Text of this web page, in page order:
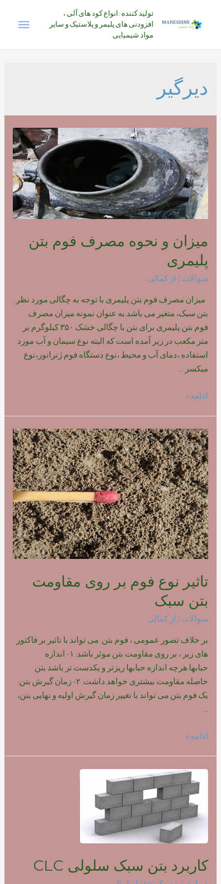
تولید کننده : انواع کود های آلی ،
افزودنی های پلیمر و پلاستیک و سایر
مواد شیمیایی
دیرگیر
میزان و نحوه مصرف فوم بتن
پلیمری
سوالات / از کمالی
میزان مصرف فوم بتن پلیمری با توجه به چگالی مورد نظر
بتن سبک، متغیر می باشد.به عنوان نمونه میزان مصرف
فوم بتن پلیمری برای بتن با چگالی خشک ۳۵۰ کیلوگرم بر
متر مکعب در زیر آمده است که البته نوع سیمان و آب مورد
استفاده ،دمای آب و محیط ،نوع دستگاه فوم ژنراتور،نوع
میکسر …
میزان
مصرف
فوم
بتن
پلیمری
ادامه »
تاثیر نوع فوم بر روی مقاومت
بتن سبک
سوالات / از کمالی
بر خلاف تصور عمومی ، فوم بتن می تواند با تاثیر بر فاکتور
های زیر ، بر روی مقاومت بتن موثر باشد: ۱- اندازه
حبابها:هرچه اندازه حبابها ریزتر و یکدست تر باشد بتن
حاصله مقاومت بیشتری خواهد داشت. ۲- زمان گیرش بتن:
یک فوم بتن می تواند با تغییر زمان گیرش اولیه و نهایی بتن،
تاثیر
روی
مقاومت
بتن
ادامه »
کاربرد بتن سبک سلولی CLC